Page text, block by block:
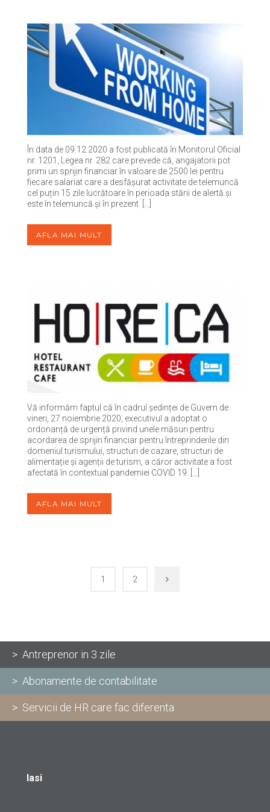
În data de 09.12.2020 a fost publicată în Monitorul Oficial
nr. 1201, Legea nr. 282 care prevede că, angajatorii pot
primi un sprijin financiar în valoare de 2500 lei pentru
fiecare salariat care a desfășurat activitate de telemuncă
cel puțin 15 zile lucrătoare în perioada stării de alertă și
este în telemuncă și în prezent. […]
AFLA MAI MULT
Vă informăm faptul că în cadrul ședinței de Guvern de
vineri, 27 noiembrie 2020, executivul a adoptat o
ordonanță de urgență privind unele măsuri pentru
acordarea de sprijin financiar pentru întreprinderile din
domeniul turismului, structuri de cazare, structuri de
alimentație și agenții de turism, a căror activitate a fost
afectată în contextual pandemiei COVID 19. […]
AFLA MAI MULT
1 2
> Antreprenor in 3 zile
> Abonamente de contabilitate
> Servicii de HR care fac diferenta
Iasi